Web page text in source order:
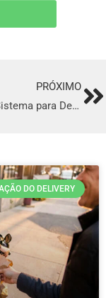
PRÓXIMO
O Melhor Sistema para Delivery em Ibiúna
DO DELIVERY